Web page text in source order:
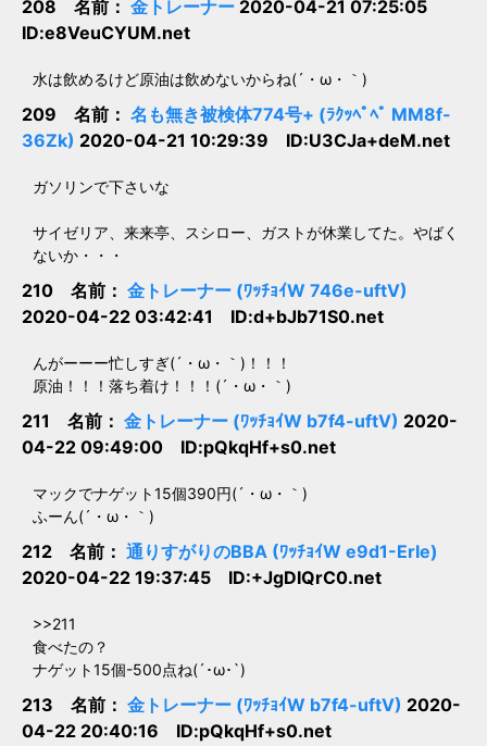
208 名前： 金トレーナー 2020-04-21 07:25:05
ID:e8VeuCYUM.net
水は飲めるけど原油は飲めないからね(´・ω・｀)
209 名前： 名も無き被検体774号+ (ﾗｸｯﾍﾟﾍﾟ MM8f-
36Zk) 2020-04-21 10:29:39 ID:U3CJa+deM.net
ガソリンで下さいな
サイゼリア、来来亭、スシロー、ガストが休業してた。やばく
ないか・・・
210 名前： 金トレーナー (ﾜｯﾁｮｲW 746e-uftV)
2020-04-22 03:42:41 ID:d+bJb71S0.net
んがーーー忙しすぎ(´・ω・｀)！！！
原油！！！落ち着け！！！(´・ω・｀)
211 名前： 金トレーナー (ﾜｯﾁｮｲW b7f4-uftV) 2020-
04-22 09:49:00 ID:pQkqHf+s0.net
マックでナゲット15個390円(´・ω・｀)
ふーん(´・ω・｀)
212 名前： 通りすがりのBBA (ﾜｯﾁｮｲW e9d1-ErIe)
2020-04-22 19:37:45 ID:+JgDIQrC0.net
>>211
食べたの？
ナゲット15個-500点ね(´･ω･`)
213 名前： 金トレーナー (ﾜｯﾁｮｲW b7f4-uftV) 2020-
04-22 20:40:16 ID:pQkqHf+s0.net